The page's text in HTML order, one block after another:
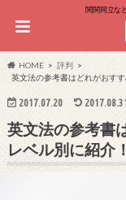
関関同立な
HOME
評判
英文法の参考書はどれがおす
2017.07.20
英文法の参考書
レベル別に紹介